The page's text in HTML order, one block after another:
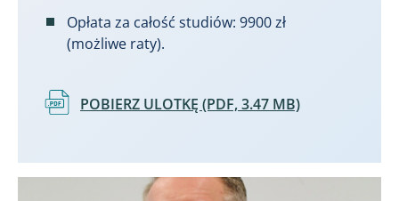
Opłata za całość studiów: 9900 zł
(możliwe raty).
DokumentPOBIERZ ULOTKĘ (PDF, 3.47 MB)